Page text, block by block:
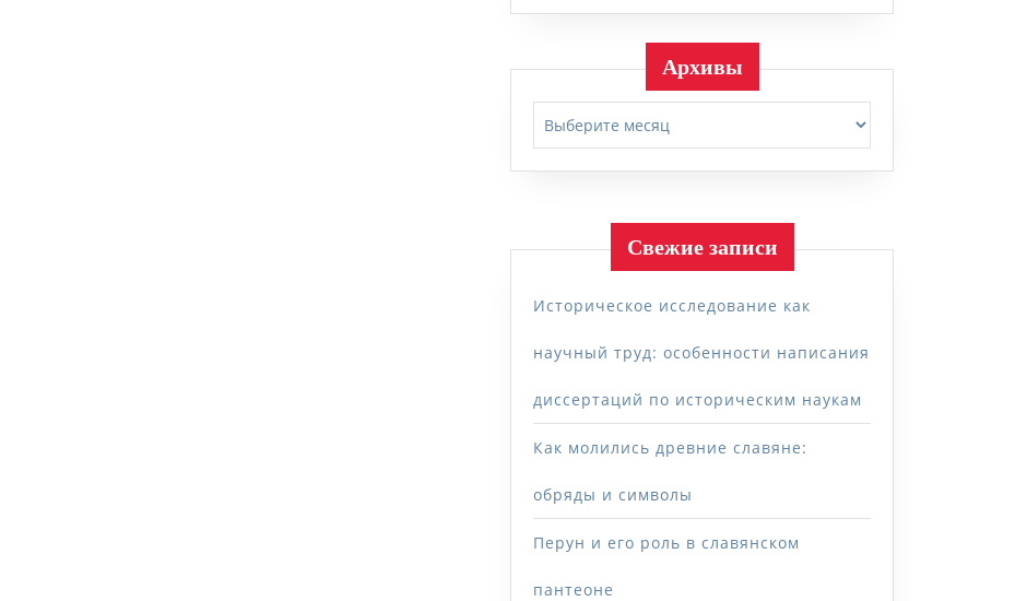
Архивы
Свежие записи
Историческое исследование как
научный труд: особенности написания
диссертаций по историческим наукам
Как молились древние славяне:
обряды и символы
Перун и его роль в славянском
пантеоне